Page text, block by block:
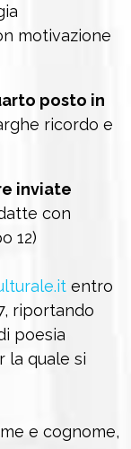
motivazione
posto in
ricordo e
inviate
con
12)
entro
riportando
poesia
la quale si
e cognome,